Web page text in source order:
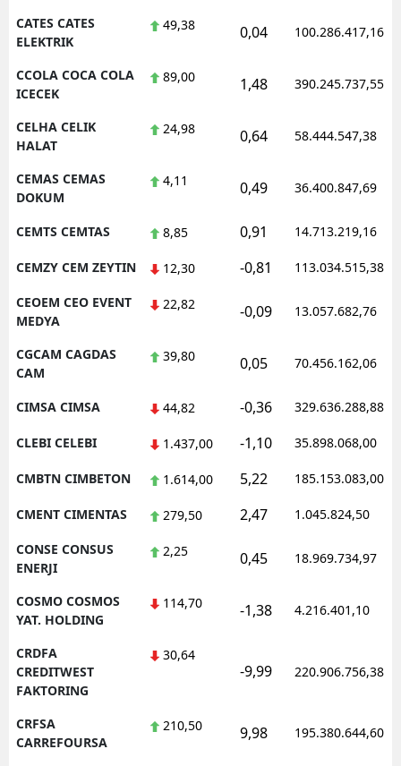
CATES CATES
ELEKTRIK
49,38 0,04 100.286.417,16
CCOLA COCA COLA
ICECEK
89,00 1,48 390.245.737,55
CELHA CELIK
HALAT
24,98 0,64 58.444.547,38
CEMAS CEMAS
DOKUM
4,11 0,49 36.400.847,69
CEMTS CEMTAS 8,85 0,91 14.713.219,16
CEMZY CEM ZEYTIN 12,30 -0,81 113.034.515,38
CEOEM CEO EVENT
MEDYA
22,82 -0,09 13.057.682,76
CGCAM CAGDAS
CAM
39,80 0,05 70.456.162,06
CIMSA CIMSA 44,82 -0,36 329.636.288,88
CLEBI CELEBI 1.437,00 -1,10 35.898.068,00
CMBTN CIMBETON 1.614,00 5,22 185.153.083,00
CMENT CIMENTAS 279,50 2,47 1.045.824,50
CONSE CONSUS
ENERJI
2,25 0,45 18.969.734,97
COSMO COSMOS
YAT. HOLDING
114,70 -1,38 4.216.401,10
CRDFA
CREDITWEST
FAKTORING
30,64
-9,99 220.906.756,38
CRFSA
CARREFOURSA
210,50 9,98 195.380.644,60